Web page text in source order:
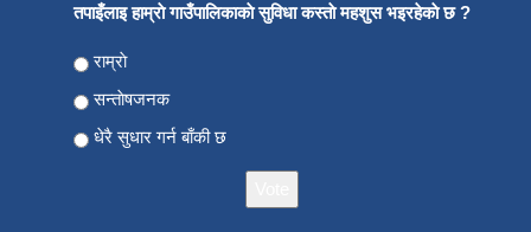
तपाइँलाइ हाम्राे गाउँपालिकाकाे सुविधा कस्ताे महशुस भइरहेकाे छ ?
Choices
राम्राे
सन्ताेषजनक
धेरै सुधार गर्न बाँकी छ